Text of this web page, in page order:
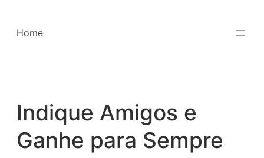
para
Home
Indique Amigos e
Ganhe para Sempre